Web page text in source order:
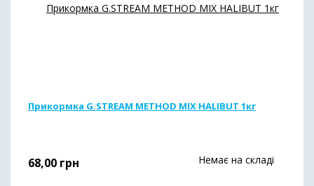
Прикормка G.STREAM METHOD MIX HALIBUT 1кг
68,00 грн Немає на складі